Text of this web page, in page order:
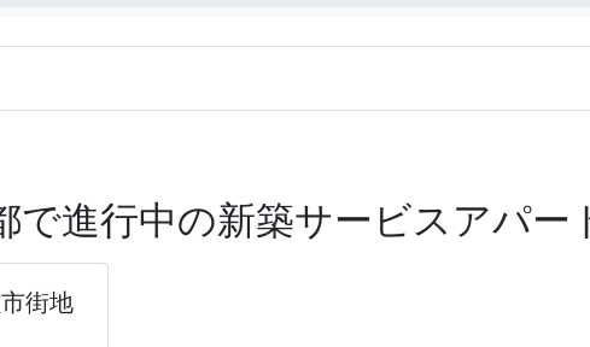
で進行中の新築サービスアパー
街地